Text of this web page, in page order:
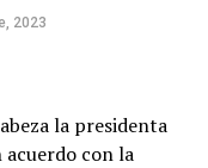
2023
la presidenta
con la